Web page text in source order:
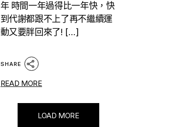
年 時間一年過得比一年快，快
到代謝都跟不上了再不繼續運
動又要胖回來了! […]
SHARE
READ MORE
LOAD MORE